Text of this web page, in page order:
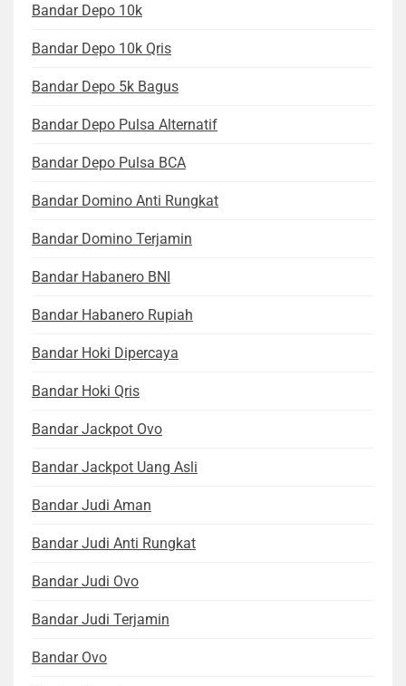
Bandar Depo 10k
Bandar Depo 10k Qris
Bandar Depo 5k Bagus
Bandar Depo Pulsa Alternatif
Bandar Depo Pulsa BCA
Bandar Domino Anti Rungkat
Bandar Domino Terjamin
Bandar Habanero BNI
Bandar Habanero Rupiah
Bandar Hoki Dipercaya
Bandar Hoki Qris
Bandar Jackpot Ovo
Bandar Jackpot Uang Asli
Bandar Judi Aman
Bandar Judi Anti Rungkat
Bandar Judi Ovo
Bandar Judi Terjamin
Bandar Ovo